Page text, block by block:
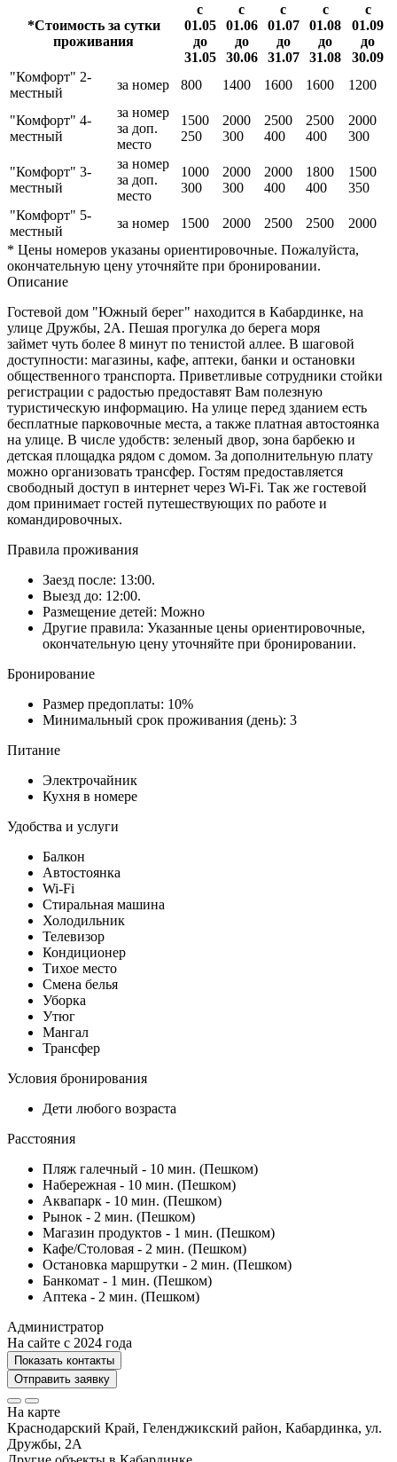
*Стоимость за сутки
проживания
с
01.05
до
31.05
с
01.06
до
30.06
с
01.07
до
31.07
с
01.08
до
31.08
с
01.09
до
30.09
"Комфорт" 2-
местный
за номер 800 1400 1600 1600 1200
"Комфорт" 4-
местный
за номер
за доп.
место
1500
250
2000
300
2500
400
2500
400
2000
300
"Комфорт" 3-
местный
за номер
за доп.
место
1000
300
2000
300
2000
400
1800
400
1500
350
"Комфорт" 5-
местный
за номер 1500 2000 2500 2500
2000
* Цены номеров указаны ориентировочные. Пожалуйста,
окончательную цену уточняйте при бронировании.
Описание
Гостевой дом "Южный берег" находится в Кабардинке, на
улице Дружбы, 2А. Пешая прогулка до берега моря
займет чуть более 8 минут по тенистой аллее. В шаговой
доступности: магазины, кафе, аптеки, банки и остановки
общественного транспорта. Приветливые сотрудники стойки
регистрации с радостью предоставят Вам полезную
туристическую информацию. На улице перед зданием есть
бесплатные парковочные места, а также платная автостоянка
на улице. В числе удобств: зеленый двор, зона барбекю и
детская площадка рядом с домом. За дополнительную плату
можно организовать трансфер. Гостям предоставляется
свободный доступ в интернет через Wi-Fi. Так же гостевой
дом принимает гостей путешествующих по работе и
командировочных.
Правила проживания
Заезд после: 13:00.
Выезд до: 12:00.
Размещение детей: Можно
Другие правила: Указанные цены ориентировочные,
окончательную цену уточняйте при бронировании.
Бронирование
Размер предоплаты: 10%
Минимальный срок проживания (день): 3
Питание
Электрочайник
Кухня в номере
Удобства и услуги
Балкон
Автостоянка
Wi-Fi
Стиральная машина
Холодильник
Телевизор
Кондиционер
Тихое место
Смена белья
Уборка
Утюг
Мангал
Трансфер
Условия бронирования
Дети любого возраста
Расстояния
Пляж галечный - 10 мин. (Пешком)
Набережная - 10 мин. (Пешком)
Аквапарк - 10 мин. (Пешком)
Рынок - 2 мин. (Пешком)
Магазин продуктов - 1 мин. (Пешком)
Кафе/Столовая - 2 мин. (Пешком)
Остановка маршрутки - 2 мин. (Пешком)
Банкомат - 1 мин. (Пешком)
Аптека - 2 мин. (Пешком)
Администратор
На сайте с 2024 года
Показать контакты
Отправить заявку
На карте
Краснодарский Край, Геленджикский район, Кабардинка, ул.
Дружбы, 2А